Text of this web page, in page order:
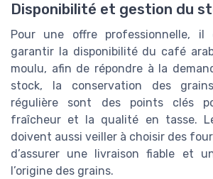
Disponibilité et gestion du
Pour une offre professionnelle, il
garantir la disponibilité du café
moulu, afin de répondre à la
stock, la conservation des
régulière sont des points clés
fraîcheur et la qualité en tasse.
doivent aussi veiller à choisir des
d’assurer une livraison fiable et
l’origine des grains.